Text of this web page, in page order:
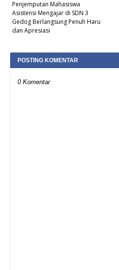
Penjemputan Mahasiswa
Asistensi Mengajar di SDN 3
Gedog Berlangsung Penuh Haru
dan Apresiasi
POSTING KOMENTAR
0 Komentar